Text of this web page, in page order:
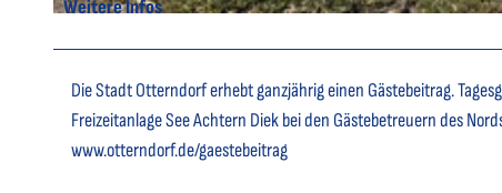
Weitere Infos
Die Stadt Otterndorf erhebt ganzjährig einen Gästebeitrag.
Freizeitanlage See Achtern Diek bei den Gästebetreuern des
www.otterndorf.de/gaestebeitrag